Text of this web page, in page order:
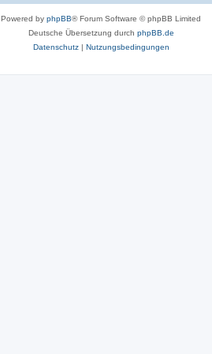
Powered by phpBB® Forum Software © phpBB Limited
Deutsche Übersetzung durch phpBB.de
Datenschutz| Nutzungsbedingungen